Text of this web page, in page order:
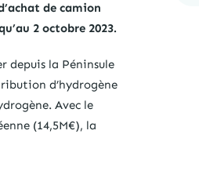
de camion
2 octobre 2023.
depuis la Péninsule
d’hydrogène
Avec le
(14,5M€), la